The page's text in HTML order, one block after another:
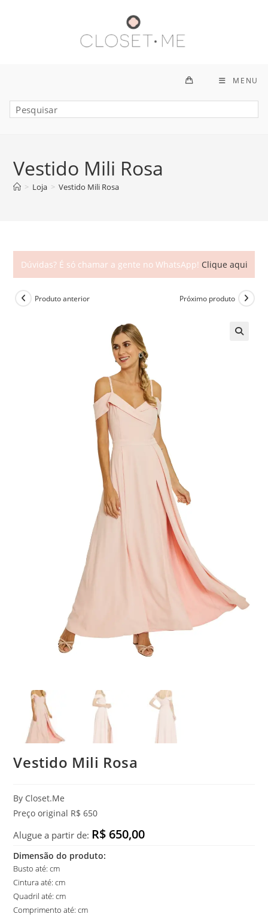
MENU
Vestido Mili Rosa
> Loja > Vestido Mili Rosa
Dúvidas? É só chamar a gente no WhatsApp! Clique aqui
Produto anterior Próximo produto
Vestido Mili Rosa
By Closet.Me
Preço original R$ 650
Alugue a partir de: R$ 650,00
Dimensão do produto:
Busto até: cm
Cintura até: cm
Quadril até: cm
Comprimento até: cm